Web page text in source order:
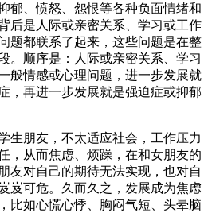
郁、愤怒、怨恨等各种负面情绪和
后是人际或亲密关系、学习或工作
题都联系了起来，这些问题是在整
。顺序是：人际或亲密关系、学习
般情感或心理问题，进一步发展就
，再进一步发展就是强迫症或抑郁
生朋友，不太适应社会，工作压力
，从而焦虑、烦躁，在和女朋友的
友对自己的期待无法实现，也对自
岌可危。久而久之，发展成为焦虑
比如心慌心悸、胸闷气短、头晕脑